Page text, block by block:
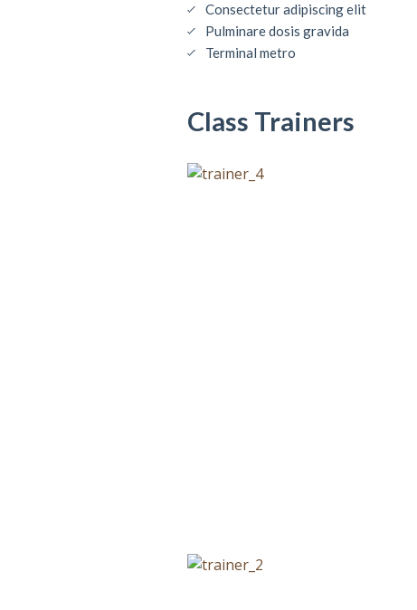
Consectetur adipiscing elit
Pulminare dosis gravida
Terminal metro
Class Trainers